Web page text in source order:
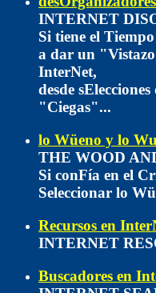
INTERNET
Si tiene el
a dar un
InterNet,
desde
"Ciegas"...
lo Wüeno y lo
THE WOOD
Si conFía en el
Seleccionar lo
Recursos en
INTERNET
Buscadores en